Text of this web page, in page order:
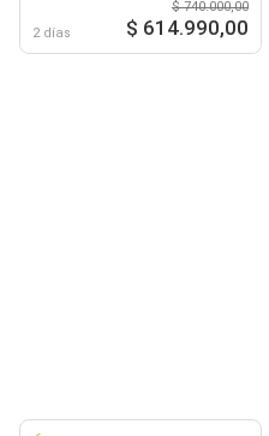
2 días
$ 740.000,00
$ 614.990,00